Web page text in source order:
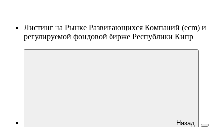
Листинг на Рынке Развивающихся Компаний (ecm) и
регулируемой фондовой бирже Республики Кипр
Назад